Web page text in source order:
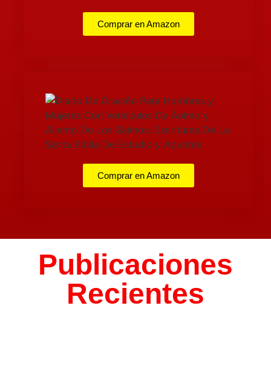
Comprar en Amazon
Comprar en Amazon
Publicaciones
Recientes